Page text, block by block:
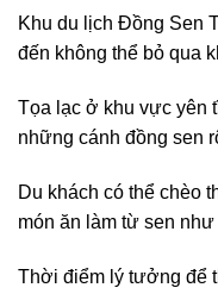
Khu du lịch Đồng Sen
đến không thể bỏ qua
Tọa lạc ở khu vực yên
những cánh đồng sen
Du khách có thể chèo
món ăn làm từ sen
Thời điểm lý tưởng để